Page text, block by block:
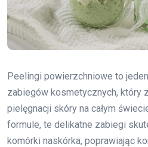
Peelingi powierzchniowe to
zabiegów kosmetycznych, który
pielęgnacji skóry na całym
formule, te delikatne zabiegi
komórki naskórka, poprawiając